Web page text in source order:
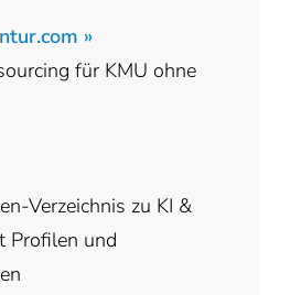
»
für KMU ohne
Verzeichnis zu KI &
Profilen und